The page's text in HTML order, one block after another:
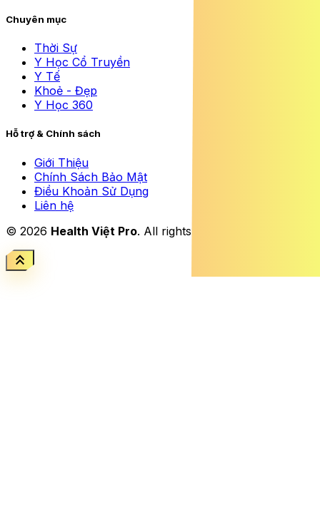
Chuyên mục
Thời Sự
Y Học Cổ Truyền
Y Tế
Khoẻ - Đẹp
Y Học 360
Hỗ trợ & Chính sách
Giới Thiệu
Chính Sách Bảo Mật
Điều Khoản Sử Dụng
Liên hệ
© 2026 Health Việt Pro. All rights reserved.
keyboard_double_arrow_up